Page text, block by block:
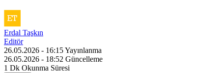
Erdal Taşkın
Editör
26.05.2026 - 16:15Yayınlanma
26.05.2026 - 18:52 Güncelleme
1 Dk Okunma Süresi